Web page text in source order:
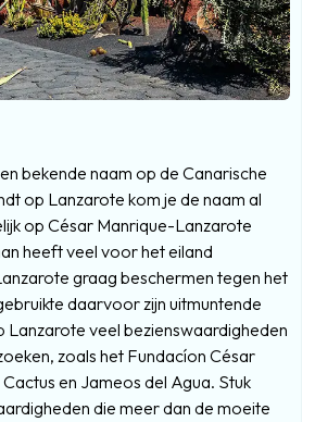
bekende naam op de Canarische
op Lanzarote kom je de naam al
op César Manrique-Lanzarote
heeft veel voor het eiland
graag beschermen tegen het
daarvoor zijn uitmuntende
Lanzarote veel bezienswaardigheden
zoals het Fundacíon César
en Jameos del Agua. Stuk
die meer dan de moeite